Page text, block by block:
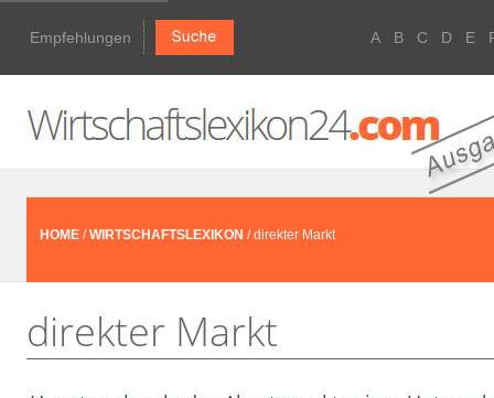
Empfehlungen A B C D E
HOME /WIRTSCHAFTSLEXIKON / direkter Markt
direkter Markt